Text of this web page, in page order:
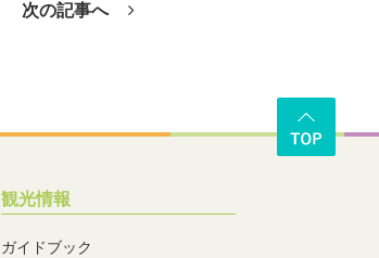
次の記事へ
観光情報
ガイドブック